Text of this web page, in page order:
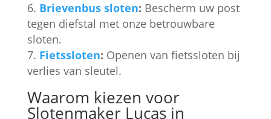
Brievenbus sloten: Bescherm uw post
tegen diefstal met onze betrouwbare
sloten.
Fietssloten: Openen van fietssloten bij
verlies van sleutel.
Waarom kiezen voor
Slotenmaker Lucas in